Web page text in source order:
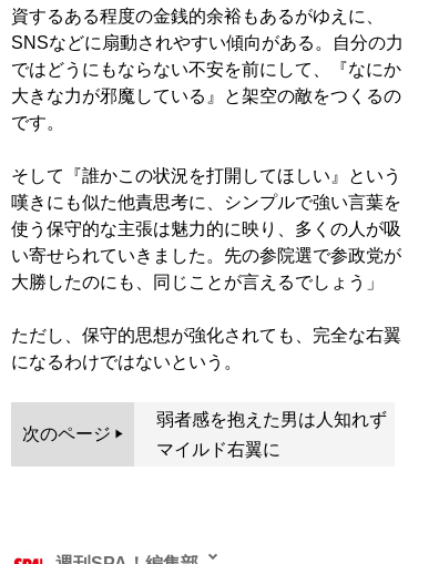
資するある程度の金銭的余裕もあるがゆえに、
SNSなどに扇動されやすい傾向がある。自分の力
ではどうにもならない不安を前にして、『なにか
大きな力が邪魔している』と架空の敵をつくるの
です。
そして『誰かこの状況を打開してほしい』という
嘆きにも似た他責思考に、シンプルで強い言葉を
使う保守的な主張は魅力的に映り、多くの人が吸
い寄せられていきました。先の参院選で参政党が
大勝したのにも、同じことが言えるでしょう」
ただし、保守的思想が強化されても、完全な右翼
になるわけではないという。
次のページ
弱者感を抱えた男は人知れず
マイルド右翼に